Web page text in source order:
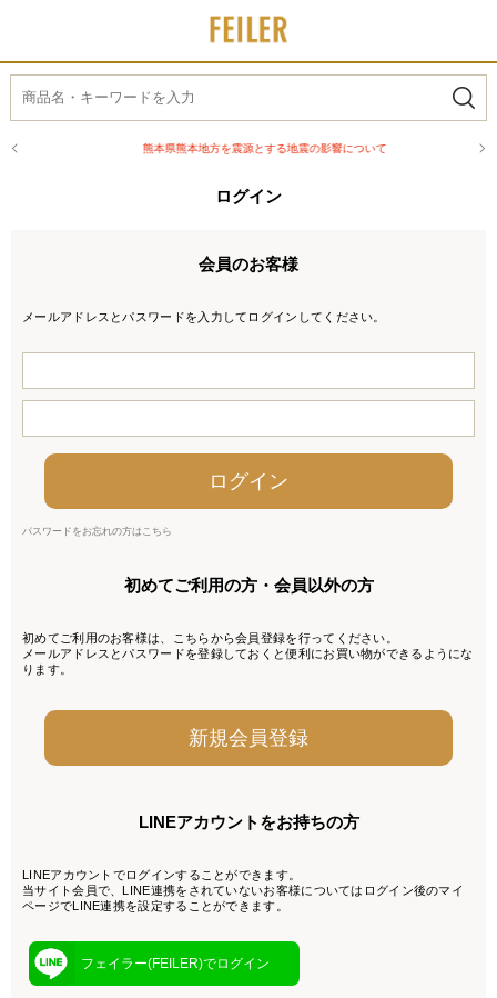
熊本県熊本地方を震源とする地震の影響について
ログイン
会員のお客様
メールアドレスとパスワードを入力してログインしてください。
パスワードをお忘れの方はこちら
初めてご利用の方・会員以外の方
初めてご利用のお客様は、こちらから会員登録を行ってください。
メールアドレスとパスワードを登録しておくと便利にお買い物ができるようにな
ります。
LINEアカウントをお持ちの方
LINEアカウントでログインすることができます。
当サイト会員で、LINE連携をされていないお客様についてはログイン後のマイ
ページでLINE連携を設定することができます。
フェイラー(FEILER)でログイン